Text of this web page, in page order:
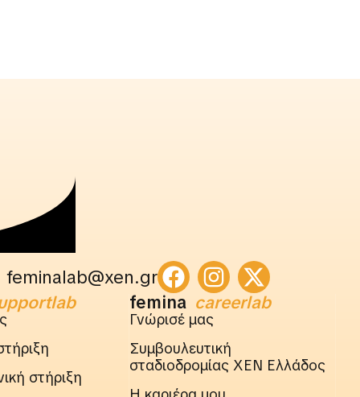
feminalab@xen.gr
femina careerlab
Γνώρισέ μας